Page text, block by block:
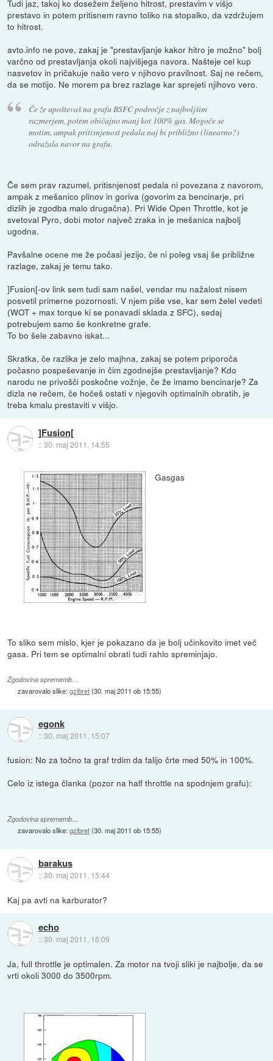
Tudi jaz, takoj ko dosežem željeno hitrost, prestavim v višjo
prestavo in potem pritisnem ravno toliko na stopalko, da vzdržujem
to hitrost.
avto.info ne pove, zakaj je "prestavljanje kakor hitro je možno" bolj
varčno od prestavljanja okoli najvišjega navora. Našteje cel kup
nasvetov in pričakuje našo vero v njihovo pravilnost. Saj ne rečem,
da se motijo. Ne morem pa brez razlage kar sprejeti njihovo vero.
Če že upoštevaš na grafu BSFC področje z najboljšim
razmerjem, potem običajno manj kot 100% gas. Mogoče se
motim, ampak pritisnjenost pedala naj bi približno (linearno?)
odražala navor na grafu.
Če sem prav razumel, pritisnjenost pedala ni povezana z navorom,
ampak z mešanico plinov in goriva (govorim za bencinarje, pri
dizlih je zgodba malo drugačna). Pri Wide Open Throttle, kot je
svetoval Pyro, dobi motor največ zraka in je mešanica najbolj
ugodna.
Pavšalne ocene me že počasi jezijo, če ni poleg vsaj še približne
razlage, zakaj je temu tako.
]Fusion[-ov link sem tudi sam našel, vendar mu nažalost nisem
posvetil primerne pozornosti. V njem piše vse, kar sem želel vedeti
(WOT + max torque ki se ponavadi sklada z SFC), sedaj
potrebujem samo še konkretne grafe.
To bo šele zabavno iskat...
Skratka, če razlika je zelo majhna, zakaj se potem priporoča
počasno pospeševanje in čim zgodnejše prestavljanje? Kdo
narodu ne privošči poskočne vožnje, če že imamo bencinarje? Za
dizla ne rečem, če hočeš ostati v njegovih optimalnih obratih, je
treba kmalu prestaviti v višjo.
]Fusion[
::30. maj 2011, 14:55
Gasgas
To sliko sem mislo, kjer je pokazano da je bolj učinkovito imet več
gasa. Pri tem se optimalni obrati tudi rahlo spreminjajo.
Zgodovina sprememb…
zavarovalo slike:gzibret(30. maj 2011 ob 15:55)
egonk
::30. maj 2011, 15:07
fusion: No za točno ta graf trdim da falijo črte med 50% in 100%.
Celo iz istega članka (pozor na half throttle na spodnjem grafu):
Zgodovina sprememb…
zavarovalo slike:gzibret(30. maj 2011 ob 15:55)
barakus
::30. maj 2011, 15:44
Kaj pa avti na karburator?
echo
::30. maj 2011, 16:09
Ja, full throttle je optimalen. Za motor na tvoji sliki je najbolje, da se
vrti okoli 3000 do 3500rpm.